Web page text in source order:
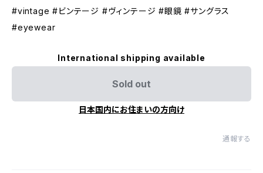
#vintage #ビンテージ #ヴィンテージ #眼鏡 #サングラス
#eyewear
International shipping available
Sold out
日本国内にお住まいの方向け
通報する